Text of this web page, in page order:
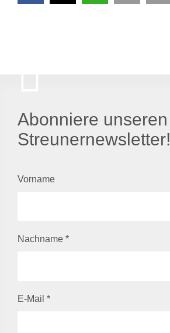
Abonniere unseren
Streunernewsletter!
Vorname
Nachname *
E-Mail *